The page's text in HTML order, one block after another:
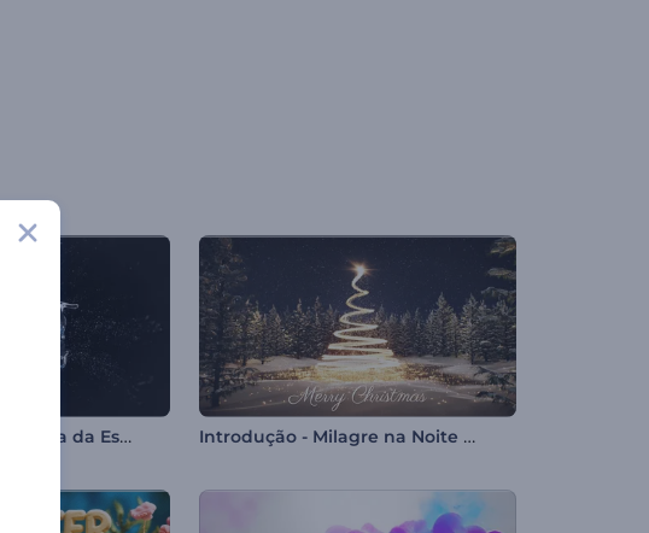
Logotipo Explosão Épica da Esfera Introdução - Milagre na Noite de Natal